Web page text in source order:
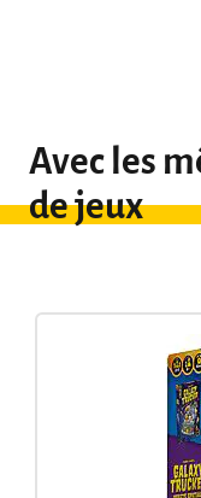
Avec les
de jeux